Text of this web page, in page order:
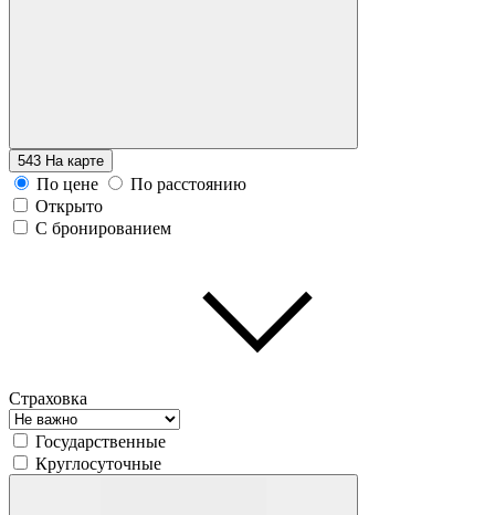
543 На карте
По цене
По расстоянию
Открыто
С бронированием
Страховка
Государственные
Круглосуточные